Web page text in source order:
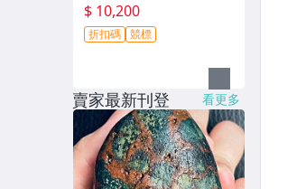
$ 10,200
折扣碼 競標
賣家最新刊登 看更多